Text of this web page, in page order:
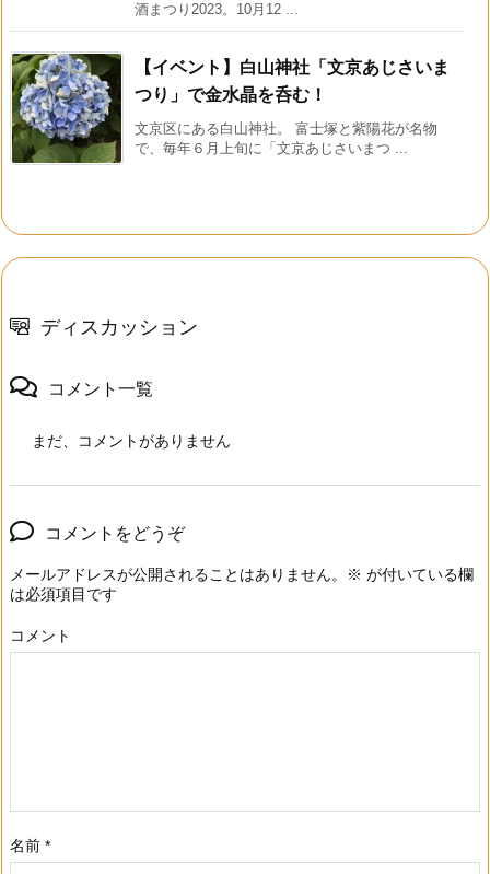
酒まつり2023。10月12 ...
【イベント】白山神社「文京あじさいま
つり」で金水晶を呑む！
文京区にある白山神社。 富士塚と紫陽花が名物
で、毎年６月上旬に「文京あじさいまつ ...
ディスカッション
コメント一覧
まだ、コメントがありません
コメントをどうぞ
メールアドレスが公開されることはありません。 ※ が付いている欄
は必須項目です
コメント
名前 *